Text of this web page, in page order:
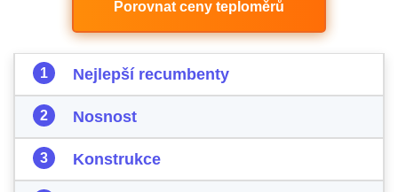
Porovnat ceny teploměrů
Nejlepší recumbenty
Nosnost
Konstrukce